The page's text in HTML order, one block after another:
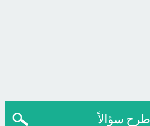
اطرح سؤالاً